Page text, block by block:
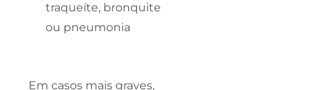
traqueíte, bronquite
ou pneumonia
Em casos mais graves,